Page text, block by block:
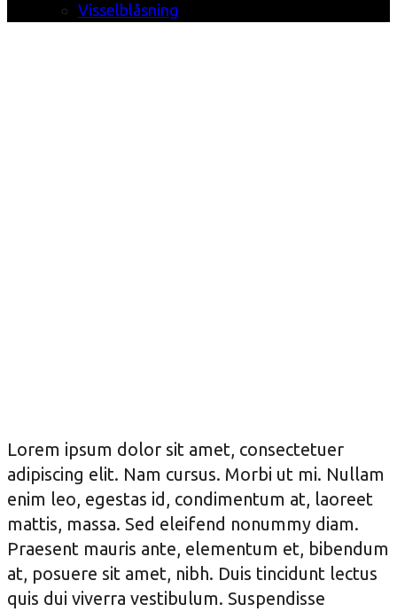
Visselblåsning
Lorem ipsum dolor sit amet, consectetuer
adipiscing elit. Nam cursus. Morbi ut mi. Nullam
enim leo, egestas id, condimentum at, laoreet
mattis, massa. Sed eleifend nonummy diam.
Praesent mauris ante, elementum et, bibendum
at, posuere sit amet, nibh. Duis tincidunt lectus
quis dui viverra vestibulum. Suspendisse